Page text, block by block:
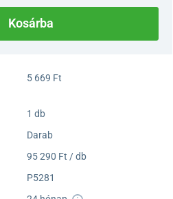
Kosárba
5 669 Ft
1 db
Darab
95 290 Ft / db
P5281